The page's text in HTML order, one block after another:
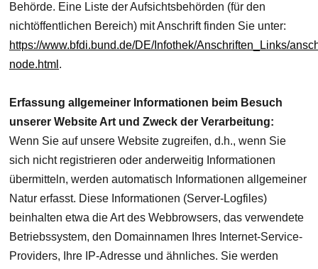
Behörde. Eine Liste der Aufsichtsbehörden (für den
nichtöffentlichen Bereich) mit Anschrift finden Sie unter:
https://www.bfdi.bund.de/DE/Infothek/Anschriften_Links/
node.html .
Erfassung allgemeiner Informationen beim Besuch
unserer Website Art und Zweck der Verarbeitung:
Wenn Sie auf unsere Website zugreifen, d.h., wenn Sie
sich nicht registrieren oder anderweitig Informationen
übermitteln, werden automatisch Informationen allgemeiner
Natur erfasst. Diese Informationen (Server-Logfiles)
beinhalten etwa die Art des Webbrowsers, das verwendete
Betriebssystem, den Domainnamen Ihres Internet-Service-
Providers, Ihre IP-Adresse und ähnliches. Sie werden